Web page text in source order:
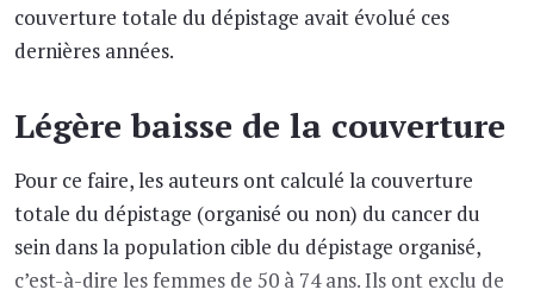
couverture totale du dépistage avait évolué ces
dernières années.
Légère baisse de la couverture
Pour ce faire, les auteurs ont calculé la couverture
totale du dépistage (organisé ou non) du cancer du
sein dans la population cible du dépistage organisé,
c’est-à-dire les femmes de 50 à 74 ans. Ils ont exclu de